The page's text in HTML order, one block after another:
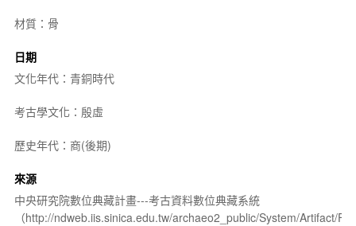
材質：骨
日期
文化年代：青銅時代
考古學文化：殷虛
歷史年代：商(後期)
來源
中央研究院數位典藏計畫---考古資料數位典藏系統
（http://ndweb.iis.sinica.edu.tw/archaeo2_public/System/Artifact/